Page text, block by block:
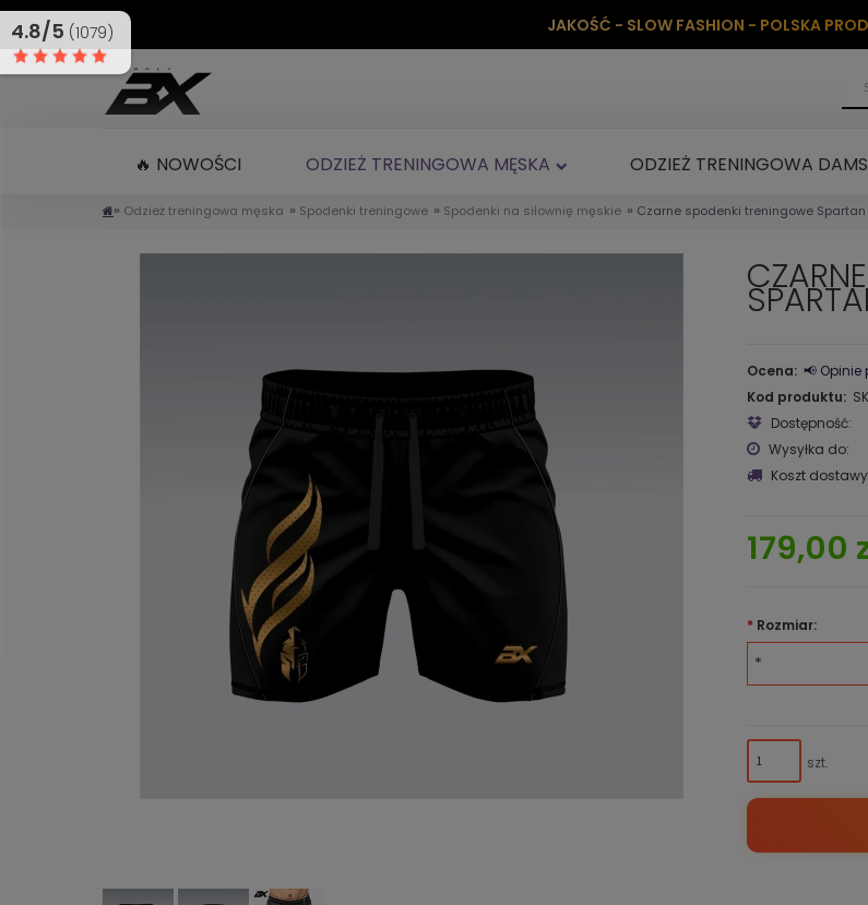
JAKOŚĆ - SLOW FASHION - POLSKA
🔥 NOWOŚCI ODZIEŻ TRENINGOWA MĘSKA ODZIEŻ TRENINGOWA
» Odzież treningowa męska » Spodenki treningowe » Spodenki na siłownię męskie » Czarne spodenki treningowe Spartan
Ocena: 📢
Kod produktu:
Dostępność:
Wysyłka do:
Koszt
179,00
* Rozmiar:
szt.
4.8/5 (1079)